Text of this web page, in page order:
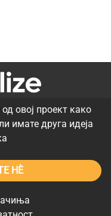
овој проект како
имате друга идеја
НÈ